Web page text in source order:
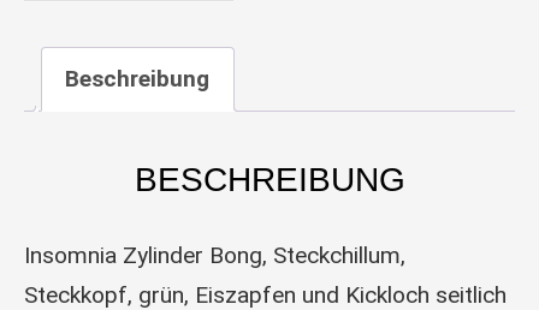
Beschreibung
BESCHREIBUNG
Insomnia Zylinder Bong, Steckchillum,
Steckkopf, grün, Eiszapfen und Kickloch seitlich